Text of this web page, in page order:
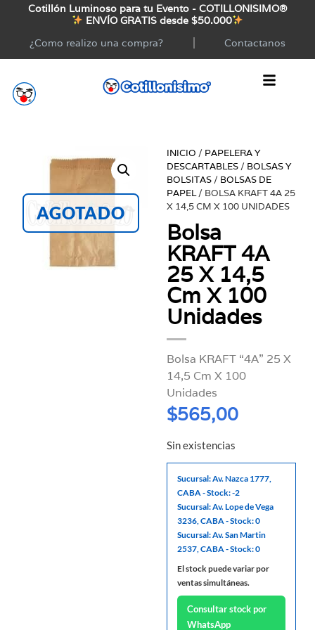
Cotillón Luminoso para tu Evento - COTILLONISIMO®
ENVÍO GRATIS desde $50.000
¿Como realizo una compra?
Contactanos
AGOTADO
INICIO / PAPELERA Y
DESCARTABLES / BOLSAS Y
BOLSITAS / BOLSAS DE
PAPEL/ BOLSA KRAFT 4A 25
X 14,5 CM X 100 UNIDADES
Bolsa
KRAFT 4A
25 X 14,5
Cm X 100
Unidades
Bolsa KRAFT “4A” 25 X
14,5 Cm X 100
Unidades
$565,00
Sin existencias
Sucursal: Av. Nazca 1777,
CABA - Stock: -2
Sucursal: Av. Lope de Vega
3236, CABA - Stock: 0
Sucursal: Av. San Martin
2537, CABA - Stock: 0
El stock puede variar por
ventas simultáneas.
Consultar stock por
WhatsApp